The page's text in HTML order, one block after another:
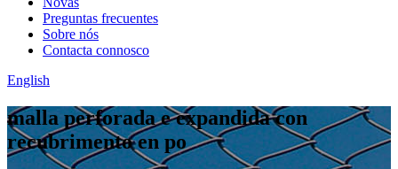
Preguntas frecuentes
Sobre nós
Contacta connosco
English
malla perforada e expandida con
recubrimento en po